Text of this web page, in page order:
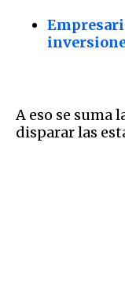
A eso se suma
disparar las